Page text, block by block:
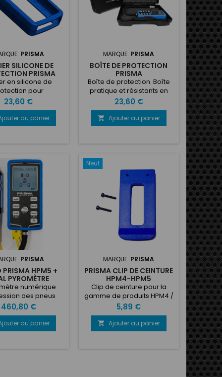
PRISMA
SILICONE DE
PRISMA
en silicone de
pour
Video de
Prix
23,60 €
au panier
MARQUE: PRISMA
BOÎTE DE PROTECTION
PRISMA
Boîte de protection Boîte
pratique et résistants en
ABS pour instruments
numériques Le manomètre
est vendu séparément de
la boite de protection
Prix
23,60 €
 Ajouter au panier
PRISMA
PRISMA HPM5 +
PYROMÈTRE
numérique
des pneus
avec pyromètre à
technologie,
infrarouge + sonde
utile pour
Prix
460,80 €
au panier
Neuf
MARQUE: PRISMA
PRISMA CLIP DE CEINTURE
HPM4-HPM5
Clip de ceinture pour la
gamme de produits HPM4 /
HPM5 complet avec vis.
Prix
5,89 €
 Ajouter au panier